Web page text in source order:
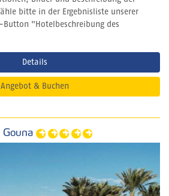
bitte in der Ergebnisliste unserer
Button "Hotelbeschreibung des
Details
Angebot & Buchen